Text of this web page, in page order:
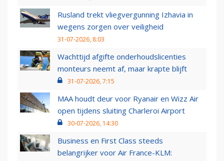
Rusland trekt vliegvergunning Izhavia in
wegens zorgen over veiligheid
31-07-2026, 8:03
Wachttijd afgifte onderhoudslicenties
monteurs neemt af, maar krapte blijft
31-07-2026, 7:15
MAA houdt deur voor Ryanair en Wizz Air
open tijdens sluiting Charleroi Airport
30-07-2026, 14:30
Business en First Class steeds
belangrijker voor Air France-KLM: